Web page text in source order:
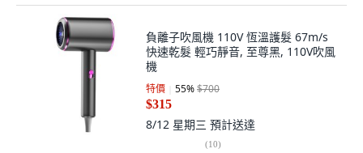
負離子吹風機 110V 恆溫護髮 67m/s
快速乾髮 輕巧靜音, 至尊黑, 110V吹風
機
特價 55%$700
$315
8/12 星期三 預計送達
(10)